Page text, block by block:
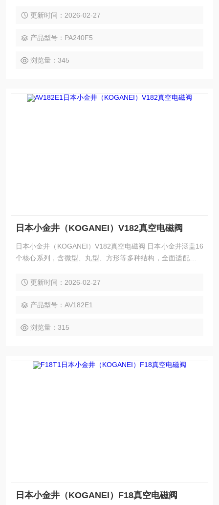
设计，无卡滞、低泄漏、免润滑，兼具紧凑轻量化、低能耗、
准可靠的真空控制解决方案，助力企业优化设备、提升效率、
更新时间：2026-02-27
产品型号：PA240F5
浏览量：345
日本小金井（KOGANEI）V182真空电磁阀
日本小金井（KOGANEI）V182真空电磁阀 日本小金井涵盖16
个核心系列，含微型、丸型、方形等多种结构，全面适配不同
片设计，无卡滞、低泄漏、免润滑，兼具紧凑轻量化、低能
供精准可靠的真空控制解决方案，助力企业优化设备、提升效
更新时间：2026-02-27
产品型号：AV182E1
浏览量：315
日本小金井（KOGANEI）F18真空电磁阀